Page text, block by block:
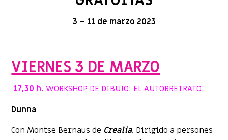
3 – 11 de marzo 2023
VIERNES 3 DE MARZO
17,30 h.WORKSHOP DE DIBUJO: EL AUTORRETRATO
Dunna
Con Montse Bernaus de Crealia. Dirigido a persones